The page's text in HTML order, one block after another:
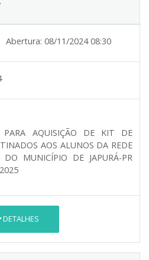
Abertura: 08/11/2024 08:30
PARA AQUISIÇÃO DE KIT DE
AOS ALUNOS DA REDE
MUNICÍPIO DE JAPURÁ-PR
DETALHES